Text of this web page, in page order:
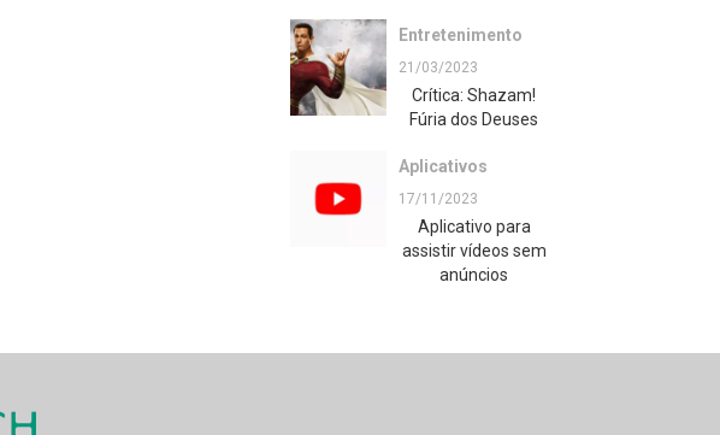
Entretenimento
21/03/2023
Crítica: Shazam!
Fúria dos Deuses
Aplicativos
17/11/2023
Aplicativo para
assistir vídeos sem
anúncios